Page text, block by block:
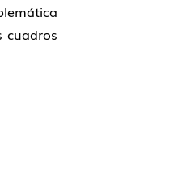
cuadros